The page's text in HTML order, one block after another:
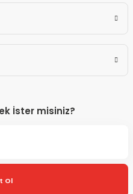
İster misiniz?
Ol